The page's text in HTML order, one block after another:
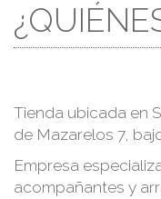
Tienda ubicada en
de Mazarelos 7,
Empresa
acompañantes y